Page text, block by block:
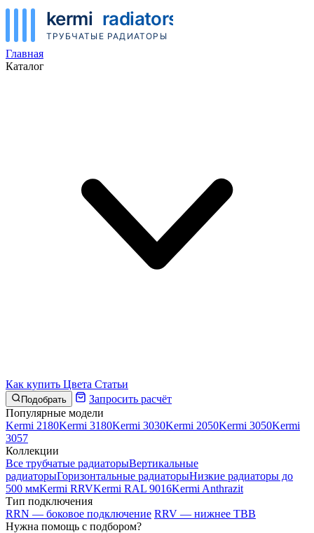
Главная
Каталог
Как купить Цвета Статьи
Подобрать
Запросить расчёт
Популярные модели
Kermi 2180Kermi 3180Kermi 3030Kermi 2050Kermi 3050Kermi
3057
Коллекции
Все трубчатые радиаторыВертикальные
радиаторыГоризонтальные радиаторыНизкие радиаторы до
500 ммKermi RRVKermi RAL 9016Kermi Anthrazit
Тип подключения
RRN — боковое подключение RRV — нижнее ТВВ
Нужна помощь с подбором?